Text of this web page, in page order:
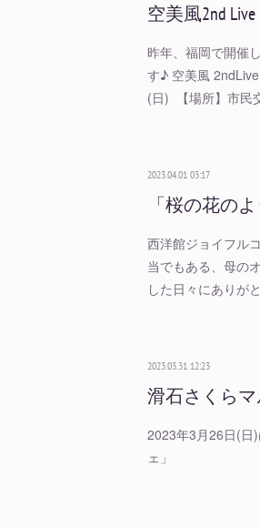
空美風2nd
昨年、福岡で開催
す♪ 空美風
(日) 【場所】市民
2023.04.01 03:17
「桜の花の
西洋館ジョイフル
当でもある、母の
した日々にありが
2023.03.31 12:23
滑石さくらマ
2023年3月26日(日
ェ」